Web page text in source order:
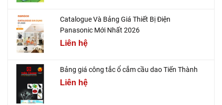
Catalogue Và Bảng Giá Thiết Bị Điện
Panasonic Mới Nhất 2026
Liên hệ
Bảng giá công tắc ổ cắm cầu dao Tiến Thành
Liên hệ